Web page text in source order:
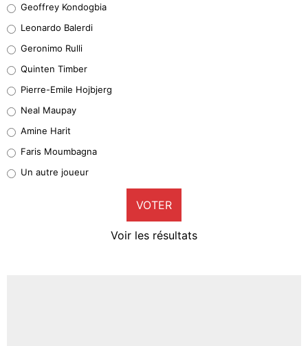
38%
32%
5%
1%
9%
Geoffrey Kondogbia
Leonardo Balerdi
Geronimo Rulli
Quinten Timber
Pierre-Emile Hojbjerg
Neal Maupay
Amine Harit
Faris Moumbagna
Un autre joueur
VOTER
Voir les résultats